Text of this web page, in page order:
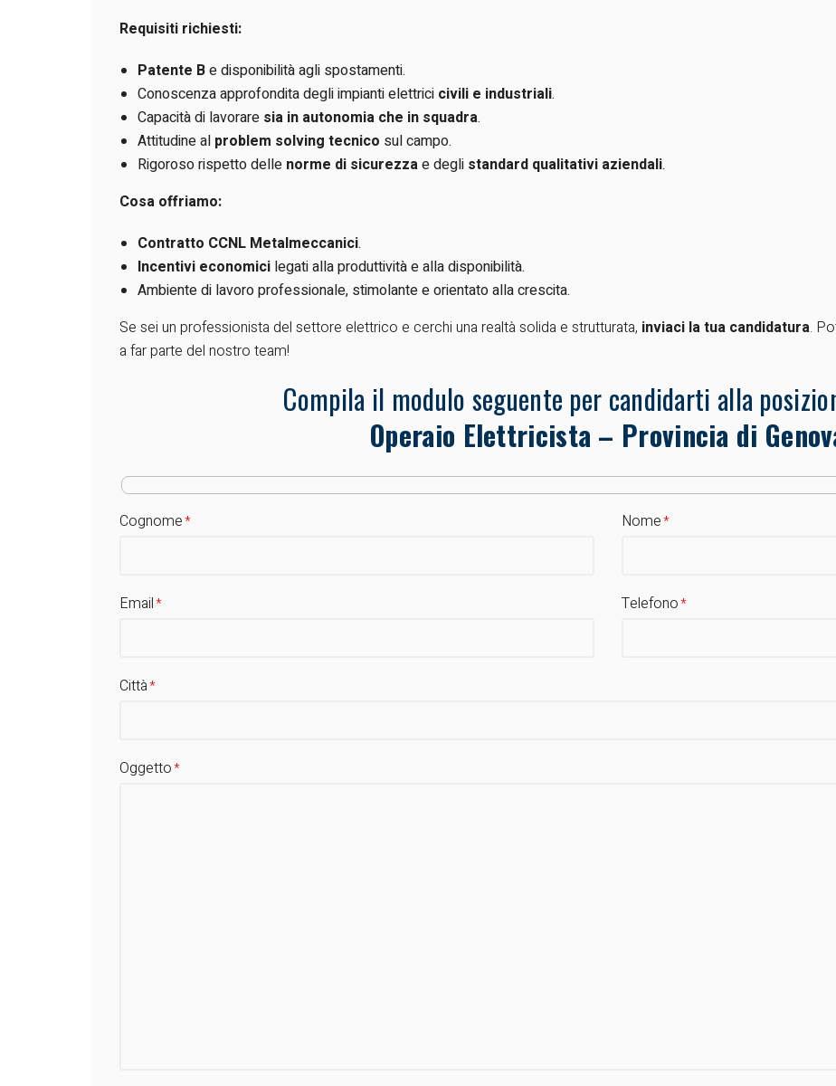
Requisiti richiesti:
Patente Be disponibilità agli spostamenti.
Conoscenza approfondita degli impianti elettrici civili e industriali.
Capacità di lavorare sia in autonomia che in squadra.
Attitudine al problem solving tecnico sul campo.
Rigoroso rispetto delle norme di sicurezzae degli standard qualitativi aziendali.
Cosa offriamo:
Contratto CCNL Metalmeccanici.
Incentivi economici legati alla produttività e alla disponibilità.
Ambiente di lavoro professionale, stimolante e orientato alla crescita.
Se sei un professionista del settore elettrico e cerchi una realtà solida e strutturata, inviaci la tua candidatura.
a far parte del nostro team!
Compila il modulo seguente per candidarti alla
Operaio Elettricista – Provincia di
Cognome Nome
Email Telefono
Città
Oggetto